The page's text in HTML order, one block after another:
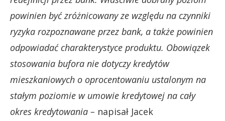
powinien być zróżnicowany ze względu na czynniki
ryzyka rozpoznawane przez bank, a także powinien
odpowiadać charakterystyce produktu. Obowiązek
stosowania bufora nie dotyczy kredytów
mieszkaniowych o oprocentowaniu ustalonym na
stałym poziomie w umowie kredytowej na cały
okres kredytowania – napisał Jacek